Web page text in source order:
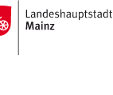
الانتقال إلى المحتوى
إلى
الصفحة